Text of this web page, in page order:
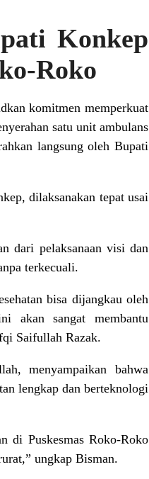
Konkep
Roko
komitmen memperkuat
satu unit ambulans
langsung oleh Bupati
dilaksanakan tepat usai
dari pelaksanaan visi dan
terkecuali.
bisa dijangkau oleh
akan sangat membantu
Saifullah Razak.
menyampaikan bahwa
lengkap dan berteknologi
di Puskesmas Roko-Roko
ungkap Bisman.